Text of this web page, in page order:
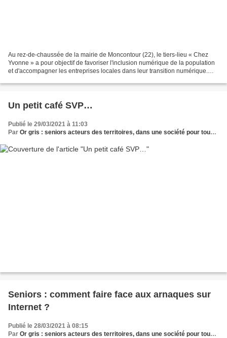
Au rez-de-chaussée de la mairie de Moncontour (22), le tiers-lieu « Chez
Yvonne » a pour objectif de favoriser l'inclusion numérique de la population
et d'accompagner les entreprises locales dans leur transition numérique.
Un petit café SVP…
Publié le 29/03/2021 à 11:03
Par Or gris : seniors acteurs des territoires, dans une société pour tous les âges
Seniors : comment faire face aux arnaques sur
Internet ?
Publié le 28/03/2021 à 08:15
Par Or gris : seniors acteurs des territoires, dans une société pour tous les âges